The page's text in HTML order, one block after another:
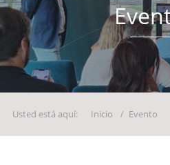
Usted está aquí: Inicio Evento